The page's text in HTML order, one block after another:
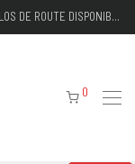
IMMÉDIATEMENT
0